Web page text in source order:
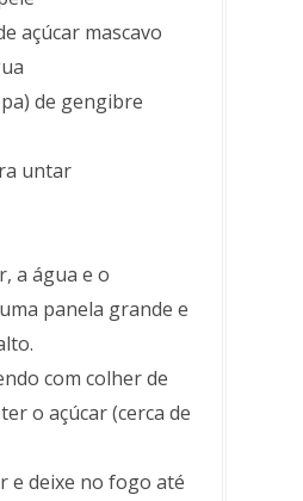
açúcar mascavo
de gengibre
untar
a água e o
panela grande e
com colher de
o açúcar (cerca de
e deixe no fogo até